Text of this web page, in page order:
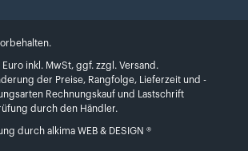
inkl. MwSt, ggf. zzgl. Versand.
der Preise, Rangfolge, Lieferzeit und -
Rechnungskauf und Lastschrift
durch den Händler.
durch alkima WEB & DESIGN ®